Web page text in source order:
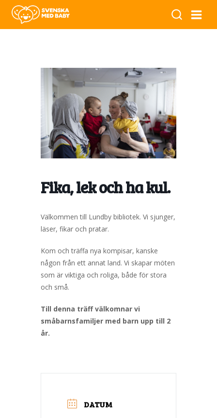
Fika, lek och ha kul.
Välkommen till Lundby bibliotek. Vi sjunger,
läser, fikar och pratar.
Kom och träffa nya kompisar, kanske
någon från ett annat land. Vi skapar möten
som är viktiga och roliga, både för stora
och små.
Till denna träff välkomnar vi
småbarnsfamiljer med barn upp till 2
år.
DATUM